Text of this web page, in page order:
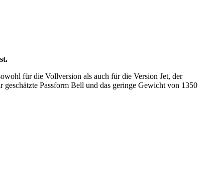
für die Vollversion als auch für die Version Jet, der
Passform Bell und das geringe Gewicht von 1350